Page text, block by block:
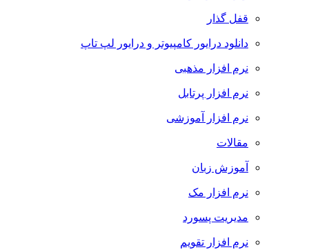
قفل گذار
دانلود درایور کامپیوتر و درایور لپ تاپ
نرم افزار مذهبی
نرم افزار پرتابل
نرم افزار آموزشی
مقالات
آموزش زبان
نرم افزار مک
مدیریت پسورد
نرم افزار تقویم